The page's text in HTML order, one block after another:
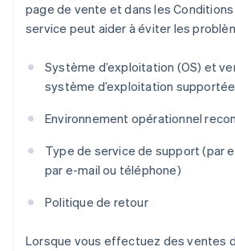
page de vente et dans les Conditions
service peut aider à éviter les
Système d’exploitation (OS) et
système d’exploitation
Environnement opérationnel
Type de service de support (par
par e-mail ou téléphone)
Politique de retour
Lorsque vous effectuez des ventes